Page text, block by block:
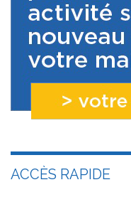
ACCÈS RAPIDE